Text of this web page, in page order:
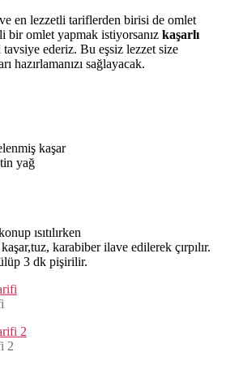
en lezzetli tariflerden birisi de omlet
bir omlet yapmak istiyorsanız kaşarlı
ederiz. Bu eşsiz lezzet size
hazırlamanızı sağlayacak.
kaşar
yağ
ısıtılırken
karabiber ilave edilerek çırpılır.
3 dk pişirilir.
2